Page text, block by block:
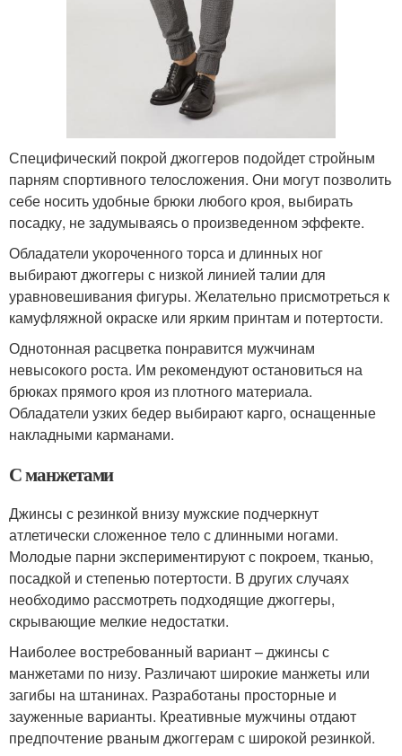
Специфический покрой джоггеров подойдет стройным
парням спортивного телосложения. Они могут позволить
себе носить удобные брюки любого кроя, выбирать
посадку, не задумываясь о произведенном эффекте.
Обладатели укороченного торса и длинных ног
выбирают джоггеры с низкой линией талии для
уравновешивания фигуры. Желательно присмотреться к
камуфляжной окраске или ярким принтам и потертости.
Однотонная расцветка понравится мужчинам
невысокого роста. Им рекомендуют остановиться на
брюках прямого кроя из плотного материала.
Обладатели узких бедер выбирают карго, оснащенные
накладными карманами.
С манжетами
Джинсы с резинкой внизу мужские подчеркнут
атлетически сложенное тело с длинными ногами.
Молодые парни экспериментируют с покроем, тканью,
посадкой и степенью потертости. В других случаях
необходимо рассмотреть подходящие джоггеры,
скрывающие мелкие недостатки.
Наиболее востребованный вариант – джинсы с
манжетами по низу. Различают широкие манжеты или
загибы на штанинах. Разработаны просторные и
зауженные варианты. Креативные мужчины отдают
предпочтение рваным джоггерам с широкой резинкой.